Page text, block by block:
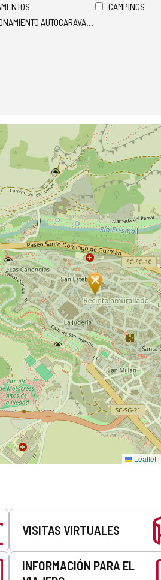
CAMPINGS
AUTOCARAVANAS
Leaflet |
VISITAS VIRTUALES
INFORMACIÓN PARA EL